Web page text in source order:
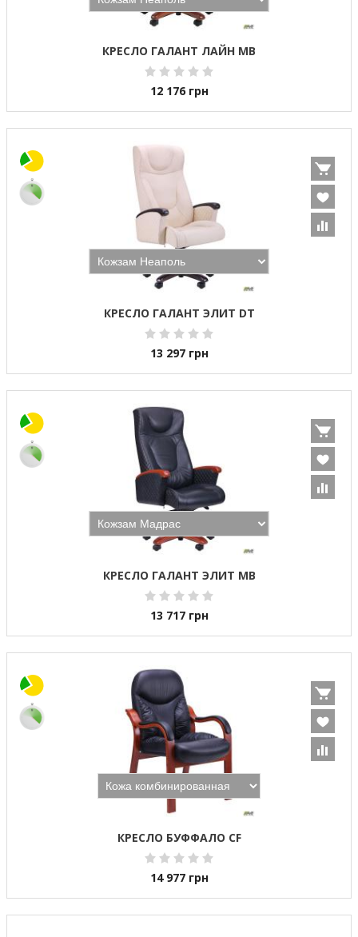
КРЕСЛО ГАЛАНТ ЛАЙН MB
12 176 грн
КРЕСЛО ГАЛАНТ ЭЛИТ DT
13 297 грн
КРЕСЛО ГАЛАНТ ЭЛИТ MB
13 717 грн
КРЕСЛО БУФФАЛО CF
14 977 грн